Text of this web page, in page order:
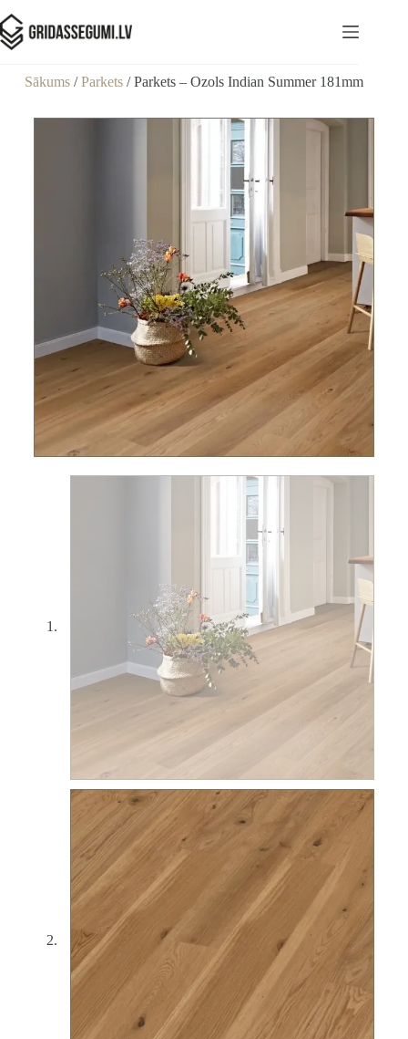
Sākums/Parkets/ Parkets – Ozols Indian Summer 181mm